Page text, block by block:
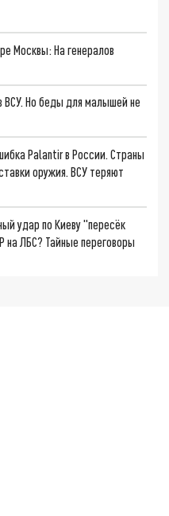
Москвы: На генералов
ВСУ. Но беды для малышей не
Palantir в России. Страны
оружия. ВСУ теряют
удар по Киеву "пересёк
ЛБС? Тайные переговоры